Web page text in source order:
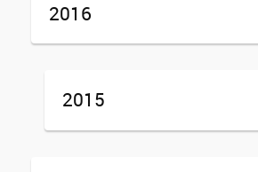
2016
2015